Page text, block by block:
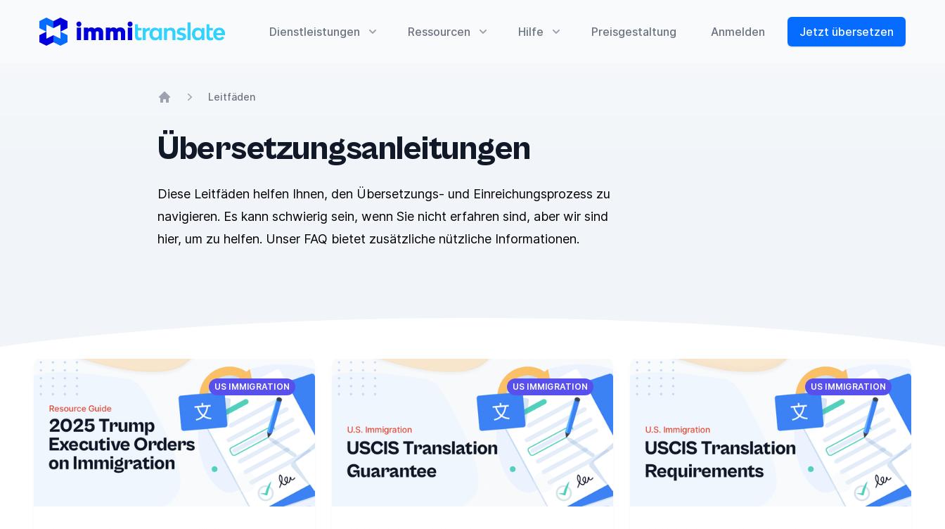
ImmiTranslate Dienstleistungen Ressourcen Hilfe Preisgestaltung Anmelden Jetzt übersetzen
Leitfäden
Übersetzungsanleitungen
Diese Leitfäden helfen Ihnen, den Übersetzungs- und Einreichungsprozess zu
navigieren. Es kann schwierig sein, wenn Sie nicht erfahren sind, aber wir sind
hier, um zu helfen. Unser FAQ bietet zusätzliche nützliche Informationen.
US IMMIGRATION US IMMIGRATION US IMMIGRATION